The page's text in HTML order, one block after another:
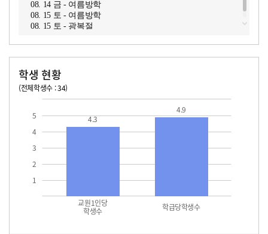
08. 14 금 - 여름방학
08. 15 토 - 여름방학
08. 15 토 - 광복절
학생 현황
(전체학생수 : 34)
1
2
3
4
5
교원1인당
학생수 학급당학생수
4.3
4.9